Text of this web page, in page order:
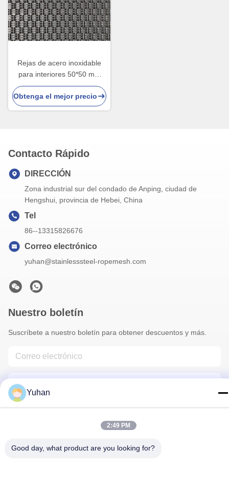
Rejas de acero inoxidable
para interiores 50*50 mm
Tejido plano
Obtenga el mejor precio
Contacto Rápido
DIRECCIÓN
Zona industrial sur del condado de Anping, ciudad de
Hengshui, provincia de Hebei, China
Tel
86--13315826676
Correo electrónico
yuhan@stainlesssteel-ropemesh.com
Nuestro boletín
Suscríbete a nuestro boletín para obtener descuentos y más.
Yuhan
2:49 PM
Good day, what product are you looking for?